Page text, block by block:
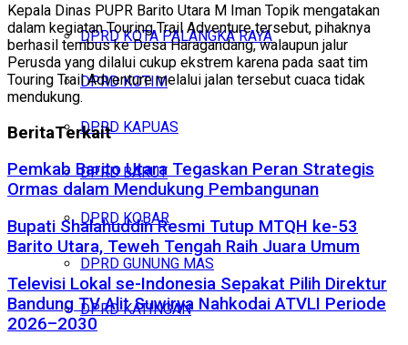
DPRD KOTA PALANGKA RAYA
DPRD KOTIM
DPRD KAPUAS
DPRD BARUT
DPRD KOBAR
DPRD GUNUNG MAS
DPRD KATINGAN
Kepala Dinas PUPR Barito Utara M Iman Topik mengatakan
dalam kegiatan Touring Trail Adventure tersebut, pihaknya
berhasil tembus ke Desa Haragandang, walaupun jalur
Perusda yang dilalui cukup ekstrem karena pada saat tim
Touring Trail Adventure melalui jalan tersebut cuaca tidak
mendukung.
BeritaTerkait
Pemkab Barito Utara Tegaskan Peran Strategis
Ormas dalam Mendukung Pembangunan
Bupati Shalahuddin Resmi Tutup MTQH ke-53
Barito Utara, Teweh Tengah Raih Juara Umum
Televisi Lokal se-Indonesia Sepakat Pilih Direktur
Bandung TV Alit Suwirya Nahkodai ATVLI Periode
2026–2030